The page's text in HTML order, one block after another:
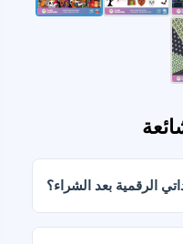
الرقمية بعد الشراء؟